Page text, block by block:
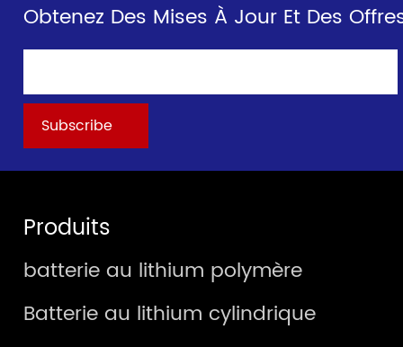
Obtenez Des Mises À Jour Et Des
Produits
batterie au lithium polymère
Batterie au lithium cylindrique